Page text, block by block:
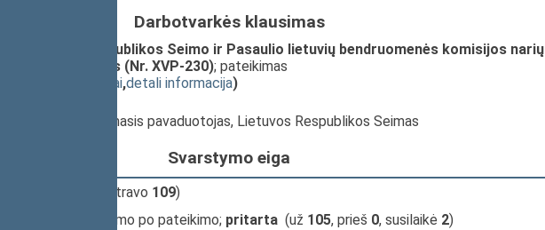
Darbotvarkės klausimas
Lietuvos Respublikos Seimo ir Pasaulio lietuvių bendruomenės komisijos narių
projektas (Nr. XVP-230); pateikimas
susiję dokumentai,detali informacija)
Pirmininko pirmasis pavaduotojas, Lietuvos Respublikos Seimas
Svarstymo eiga
(užsiregistravo 109)
dėl pritarimo po pateikimo; pritarta (už 105, prieš 0, susilaikė 2)